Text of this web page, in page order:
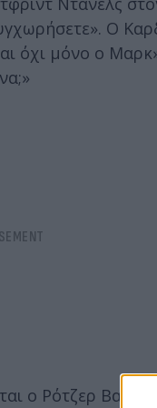
Ο
όχι μόνο ο
ο Ρότζερ Βαν